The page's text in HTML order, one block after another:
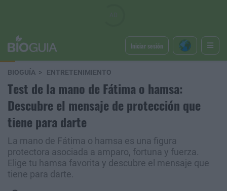
Iniciar sesión
BIOGUÍA ENTRETENIMIENTO
Test de la mano de Fátima o hamsa:
Descubre el mensaje de protección que
tiene para darte
La mano de Fátima o hamsa es una figura
protectora asociada a amparo, fortuna y fuerza.
Elige tu hamsa favorita y descubre el mensaje que
tiene para darte.